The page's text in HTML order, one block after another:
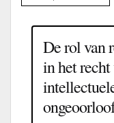
De rol van
in het recht